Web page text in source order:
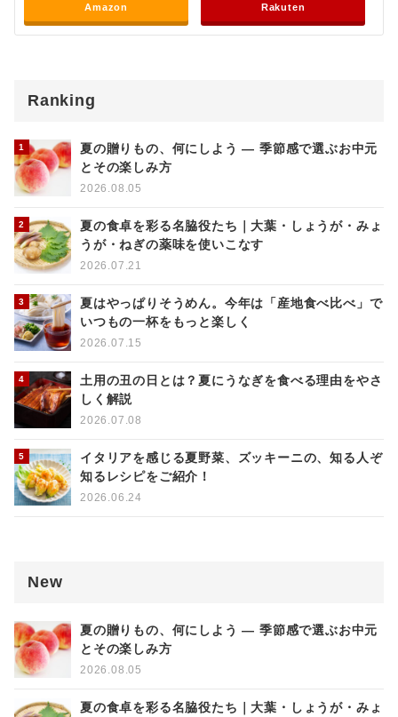
Amazon Rakuten
Ranking
夏の贈りもの、何にしよう ― 季節感で選ぶお中元
とその楽しみ方
2026.08.05
夏の食卓を彩る名脇役たち｜大葉・しょうが・みょ
うが・ねぎの薬味を使いこなす
2026.07.21
夏はやっぱりそうめん。今年は「産地食べ比べ」で
いつもの一杯をもっと楽しく
2026.07.15
土用の丑の日とは？夏にうなぎを食べる理由をやさ
しく解説
2026.07.08
イタリアを感じる夏野菜、ズッキーニの、知る人ぞ
知るレシピをご紹介！
2026.06.24
New
夏の贈りもの、何にしよう ― 季節感で選ぶお中元
とその楽しみ方
2026.08.05
夏の食卓を彩る名脇役たち｜大葉・しょうが・みょ